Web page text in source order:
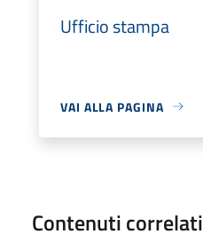
Ufficio stampa
VAI ALLA PAGINA
Contenuti correlati